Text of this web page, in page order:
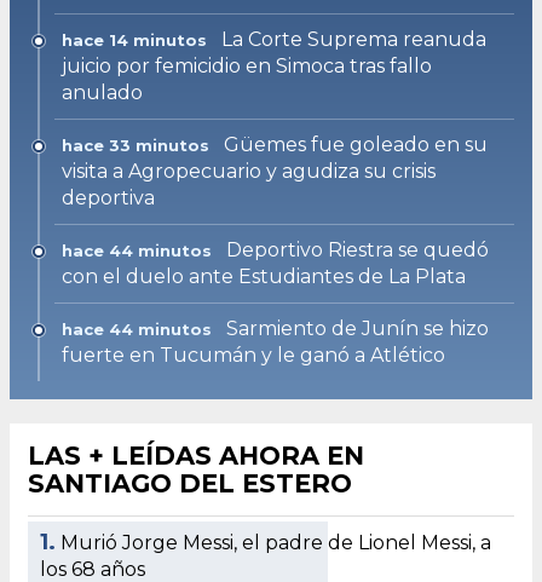
hace 14 minutos
La Corte Suprema reanuda
juicio por femicidio en Simoca tras fallo
anulado
hace 33 minutos
Güemes fue goleado en su
visita a Agropecuario y agudiza su crisis
deportiva
hace 44 minutos
Deportivo Riestra se quedó
con el duelo ante Estudiantes de La Plata
hace 44 minutos
Sarmiento de Junín se hizo
fuerte en Tucumán y le ganó a Atlético
LAS + LEÍDAS AHORA EN
SANTIAGO DEL ESTERO
1. Murió Jorge Messi, el padre de Lionel Messi, a
los 68 años